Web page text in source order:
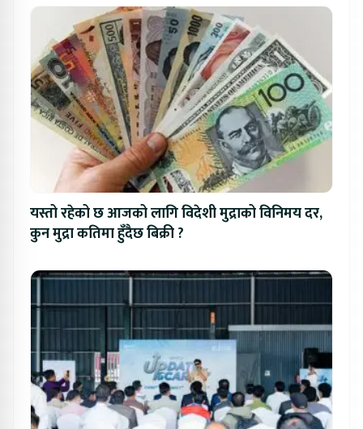
यस्तो रहेको छ आजको लागि विदेशी मुद्राको विनिमय दर,
कुन मुद्रा कतिमा हुँदैछ बिक्री ?